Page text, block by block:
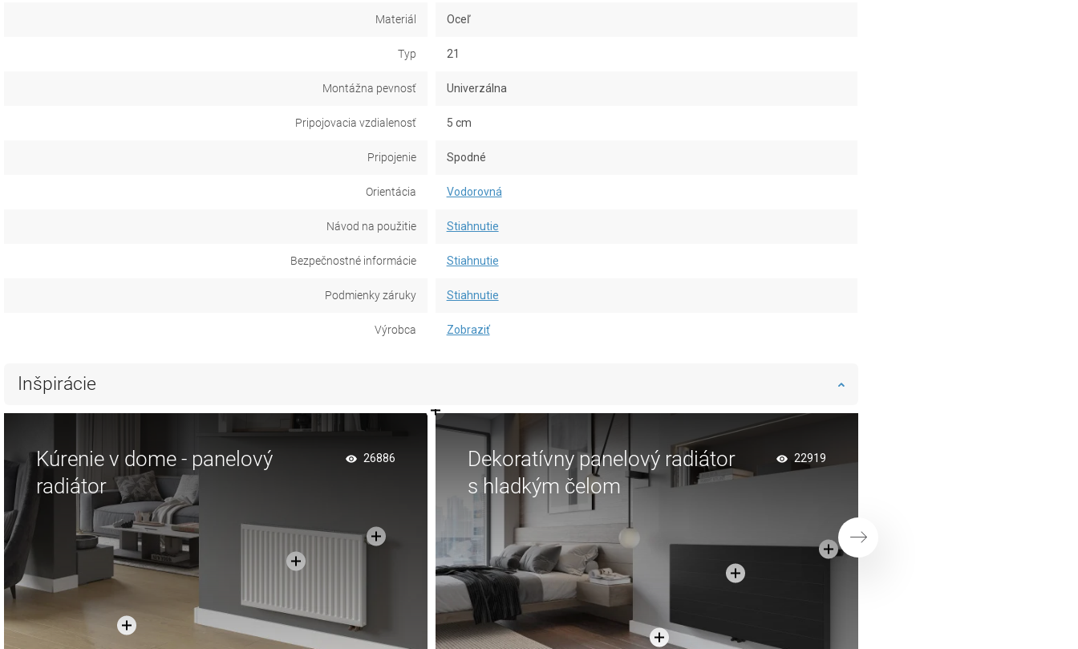
Materiál Oceľ
Typ 21
Montážna pevnosť Univerzálna
Pripojovacia vzdialenosť 5 cm
Pripojenie Spodné
Orientácia Vodorovná
Návod na použitie Stiahnutie
Bezpečnostné informácie Stiahnutie
Podmienky záruky Stiahnutie
Výrobca Zobraziť
Inšpirácie
Kúrenie v dome - panelový
radiátor
26886
Dekoratívny panelový radiátor
s hladkým čelom
22919
Ďalej